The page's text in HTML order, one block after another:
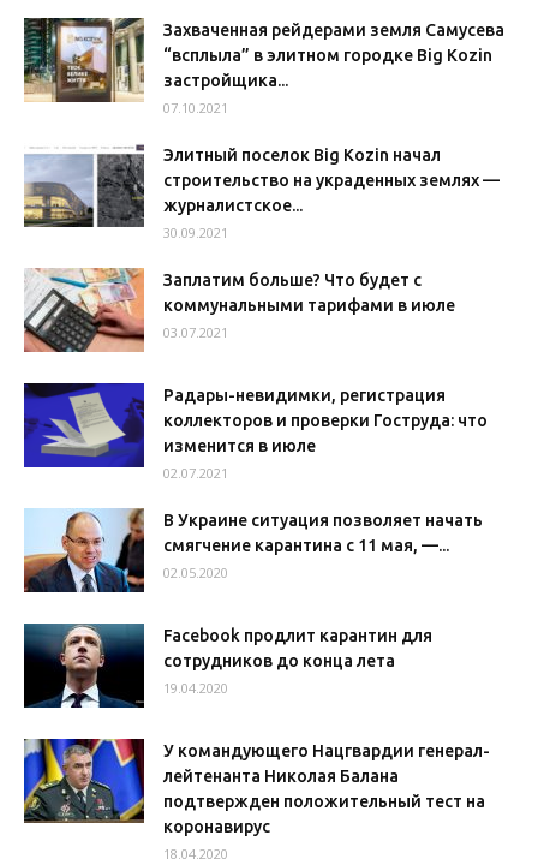
Захваченная рейдерами земля Самусева
“всплыла” в элитном городке Big Kozin
застройщика...
07.10.2021
Элитный поселок Big Kozin начал
строительство на украденных землях —
журналистское...
30.09.2021
Заплатим больше? Что будет с
коммунальными тарифами в июле
03.07.2021
Радары-невидимки, регистрация
коллекторов и проверки Гоструда: что
изменится в июле
02.07.2021
В Украине ситуация позволяет начать
смягчение карантина с 11 мая, —...
02.05.2020
Facebook продлит карантин для
сотрудников до конца лета
19.04.2020
У командующего Нацгвардии генерал-
лейтенанта Николая Балана
подтвержден положительный тест на
коронавирус
18.04.2020